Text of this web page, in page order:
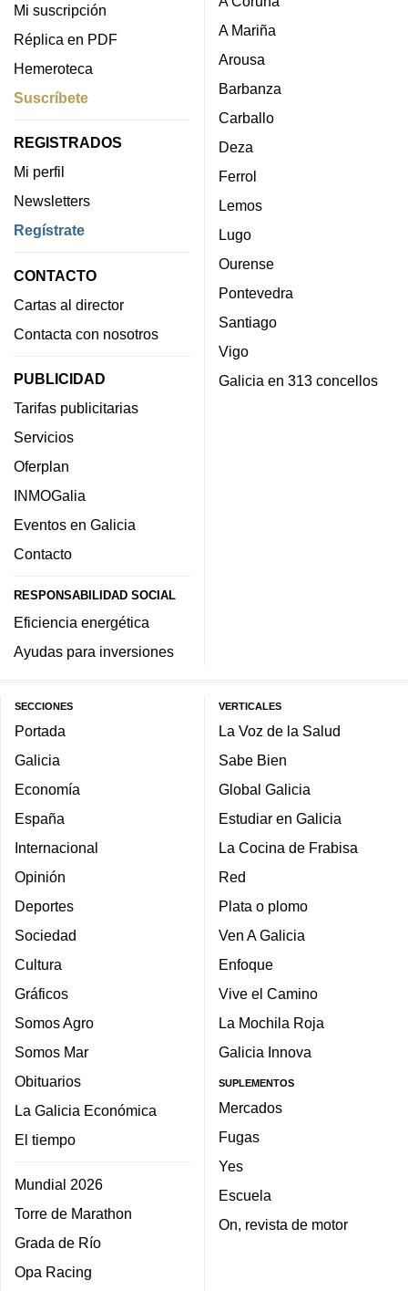
Mi suscripción
Réplica en PDF
Hemeroteca
Suscríbete
REGISTRADOS
Mi perfil
Newsletters
Regístrate
CONTACTO
Cartas al director
Contacta con nosotros
PUBLICIDAD
Tarifas publicitarias
Servicios
Oferplan
INMOGalia
Eventos en Galicia
Contacto
RESPONSABILIDAD SOCIAL
Eficiencia energética
Ayudas para inversiones
A Mariña
Arousa
Barbanza
Carballo
Deza
Ferrol
Lemos
Lugo
Ourense
Pontevedra
Santiago
Vigo
Galicia en 313 concellos
SECCIONES
Portada
Galicia
Economía
España
Internacional
Opinión
Deportes
Sociedad
Cultura
Gráficos
Somos Agro
Somos Mar
Obituarios
La Galicia Económica
El tiempo
Mundial 2026
Torre de Marathon
Grada de Río
Opa Racing
VERTICALES
La Voz de la Salud
Sabe Bien
Global Galicia
Estudiar en Galicia
La Cocina de Frabisa
Red
Plata o plomo
Ven A Galicia
Enfoque
Vive el Camino
La Mochila Roja
Galicia Innova
SUPLEMENTOS
Mercados
Fugas
Yes
Escuela
On, revista de motor